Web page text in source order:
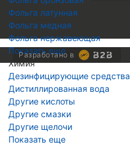
Фольга латунная
Фольга медная
Фольга нержавеющая
Показать еще
Химия
Дезинфицирующие средства
Дистиллированная вода
Другие кислоты
Другие смазки
Другие щелочи
Показать еще
Скопировать
Скопировано
Разработано в